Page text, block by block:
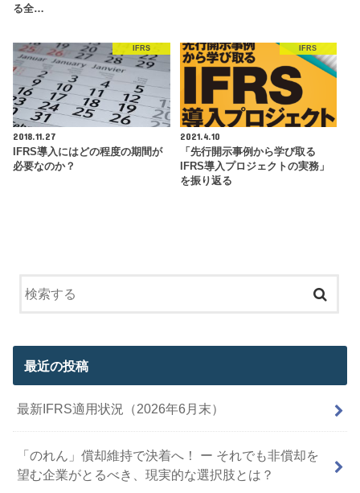
る全…
IFRS
2018.11.27
IFRS導入にはどの程度の期間が
必要なのか？
IFRS
2021.4.10
「先行開示事例から学び取る
IFRS導入プロジェクトの実務」
を振り返る
最近の投稿
最新IFRS適用状況（2026年6月末）
「のれん」償却維持で決着へ！ ー それでも非償却を
望む企業がとるべき、現実的な選択肢とは？